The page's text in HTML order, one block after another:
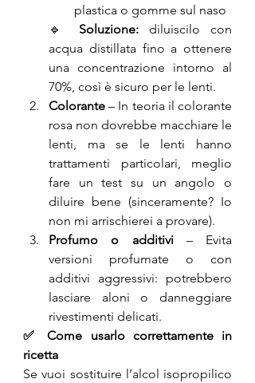
plastica o gomme sul naso
🔹 Soluzione: diluiscilo con
acqua distillata fino a ottenere
una concentrazione intorno al
70%, così è sicuro per le lenti.
Colorante – In teoria il colorante
rosa non dovrebbe macchiare le
lenti, ma se le lenti hanno
trattamenti particolari, meglio
fare un test su un angolo o
diluire bene (sinceramente? Io
non mi arrischierei a provare).
Profumo o additivi – Evita
versioni profumate o con
additivi aggressivi: potrebbero
lasciare aloni o danneggiare
rivestimenti delicati.
✅ Come usarlo correttamente in
ricetta
Se vuoi sostituire l’alcol isopropilico